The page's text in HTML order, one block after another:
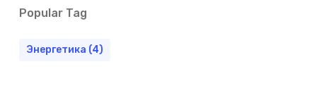
Popular Tag
Энергетика (4)